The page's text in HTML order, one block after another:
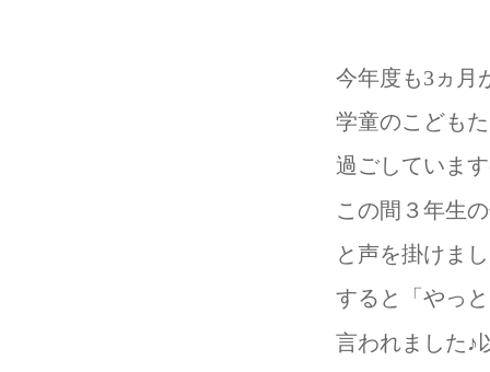
今年度も3ヵ月
学童のこども
過ごしていま
この間３年生
と声を掛けま
すると「やっ
言われました♪